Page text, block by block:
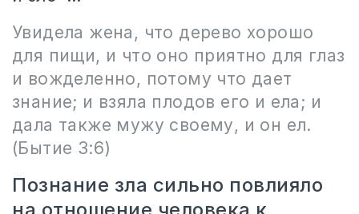
Увидела жена, что дерево хорошо
для пищи, и что оно приятно для глаз
и вожделенно, потому что дает
знание; и взяла плодов его и ела; и
дала также мужу своему, и он ел.
(Бытие 3:6)
Познание зла сильно повлияло